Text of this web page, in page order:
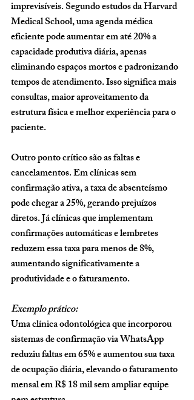
imprevisíveis. Segundo estudos da Harvard
Medical School, uma agenda médica
eficiente pode aumentar em até 20% a
capacidade produtiva diária, apenas
eliminando espaços mortos e padronizando
tempos de atendimento. Isso significa mais
consultas, maior aproveitamento da
estrutura física e melhor experiência para o
paciente.
Outro ponto crítico são as faltas e
cancelamentos. Em clínicas sem
confirmação ativa, a taxa de absenteísmo
pode chegar a 25%, gerando prejuízos
diretos. Já clínicas que implementam
confirmações automáticas e lembretes
reduzem essa taxa para menos de 8%,
aumentando significativamente a
produtividade e o faturamento.
Exemplo prático:
Uma clínica odontológica que incorporou
sistemas de confirmação via WhatsApp
reduziu faltas em 65% e aumentou sua taxa
de ocupação diária, elevando o faturamento
mensal em R$ 18 mil sem ampliar equipe